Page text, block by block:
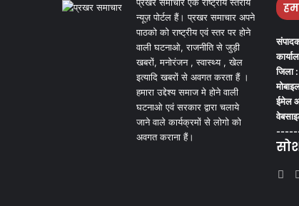
प्रखर समाचार एक राष्ट्रीय स्तरीय
न्यूज़ पोर्टल हैं। प्रखर समाचार अपने
पाठको को राष्ट्रीय एवं स्तर पर होने
वाली घटनाओ, राजनीति से जुड़ी
खबरों, मनोरंजन , स्वास्थ्य , खेल
इत्यादि खबरों से अवगत करता हैं ।
हमारा उद्देश्य समाज मे होने वाली
घटनाओ एवं सरकार द्वारा चलाये
जाने वाले कार्यक्रमों से लोगो को
अवगत कराना हैं।
जिला :
ईमेल